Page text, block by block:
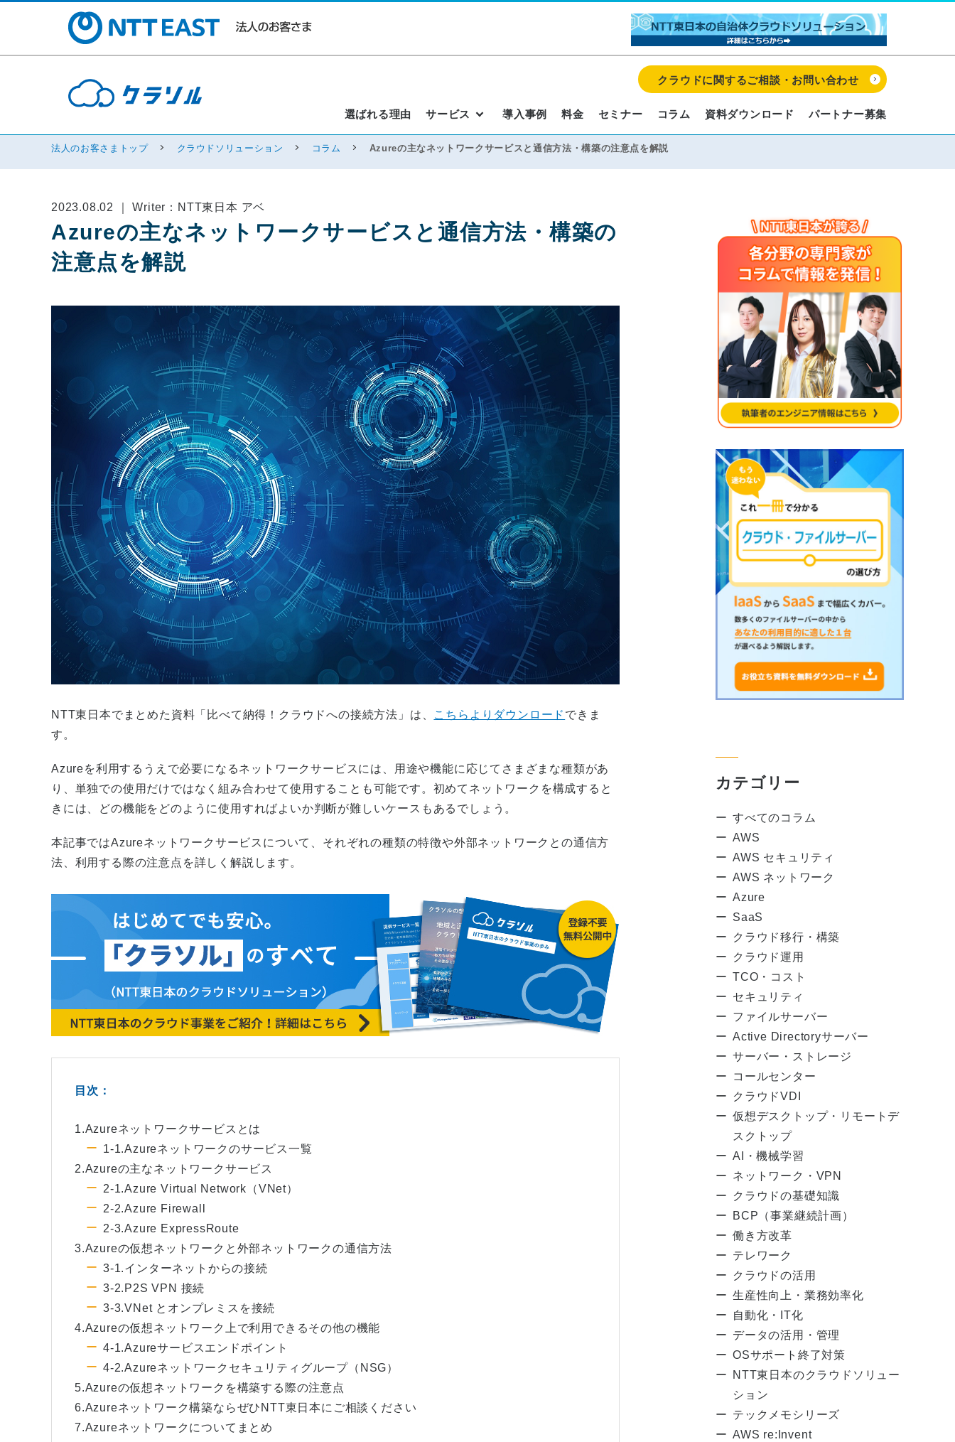
選ばれる理由 サービス 導入事例 料金 セミナー コラム 資料ダウンロード パートナー募集
クラウドに関するご相談・お問い合わせ
法人のお客さまトップ クラウドソリューション コラム Azureの主なネットワークサービスと通信方法・構築の注意点を解説
2023.08.02 ｜ Writer：NTT東日本 アベ
Azureの主なネットワークサービスと通信方法・構築の
注意点を解説
NTT東日本でまとめた資料「比べて納得！クラウドへの接続方法」は、 こちらよりダウンロード できま
す。
Azureを利用するうえで必要になるネットワークサービスには、用途や機能に応じてさまざまな種類があ
り、単独での使用だけではなく組み合わせて使用することも可能です。初めてネットワークを構成すると
きには、どの機能をどのように使用すればよいか判断が難しいケースもあるでしょう。
本記事ではAzureネットワークサービスについて、それぞれの種類の特徴や外部ネットワークとの通信方
法、利用する際の注意点を詳しく解説します。
目次：
1.Azureネットワークサービスとは
1-1.Azureネットワークのサービス一覧
2.Azureの主なネットワークサービス
2-1.Azure Virtual Network（VNet）
2-2.Azure Firewall
2-3.Azure ExpressRoute
3.Azureの仮想ネットワークと外部ネットワークの通信方法
3-1.インターネットからの接続
3-2.P2S VPN 接続
3-3.VNet とオンプレミスを接続
4.Azureの仮想ネットワーク上で利用できるその他の機能
4-1.Azureサービスエンドポイント
4-2.Azureネットワークセキュリティグループ（NSG）
5.Azureの仮想ネットワークを構築する際の注意点
6.Azureネットワーク構築ならぜひNTT東日本にご相談ください
7.Azureネットワークについてまとめ
カテゴリー
すべてのコラム
AWS
AWS セキュリティ
AWS ネットワーク
Azure
SaaS
クラウド移行・構築
クラウド運用
TCO・コスト
セキュリティ
ファイルサーバー
Active Directoryサーバー
サーバー・ストレージ
コールセンター
クラウドVDI
仮想デスクトップ・リモートデ
スクトップ
AI・機械学習
ネットワーク・VPN
クラウドの基礎知識
BCP（事業継続計画）
働き方改革
テレワーク
クラウドの活用
生産性向上・業務効率化
自動化・IT化
データの活用・管理
OSサポート終了対策
NTT東日本のクラウドソリュー
ション
テックメモシリーズ
AWS re:Invent